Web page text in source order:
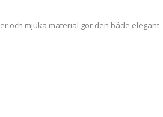
och mjuka material gör den både elegant